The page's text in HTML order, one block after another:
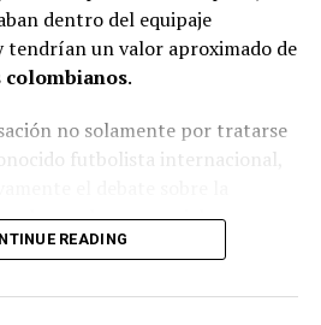
player/
a nuestras transmisiones y
y quieres saber cómo seguir el
dentro del equipaje
tendrían un valor aproximado de
colombianos.
no solamente por tratarse
futbolista internacional,
en los vuelos comerciales.
READING